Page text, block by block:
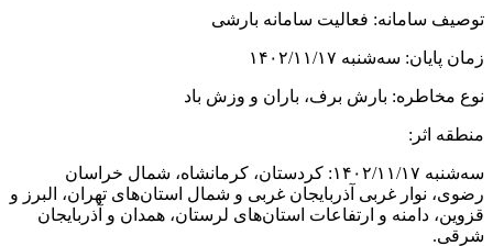
توصیف سامانه: فعالیت سامانه بارشی
زمان پایان: سه‌شنبه ۱۴۰۲/۱۱/۱۷
نوع مخاطره: بارش برف، باران و وزش باد
منطقه اثر:
سه‌شنبه ۱۴۰۲/۱۱/۱۷: کردستان، کرمانشاه، شمال خراسان
رضوی، نوار غربی آذربایجان غربی و شمال استان‌های تهران، البرز و
قزوین، دامنه و ارتفاعات استان‌های لرستان، همدان و آذربایجان
شرقی.